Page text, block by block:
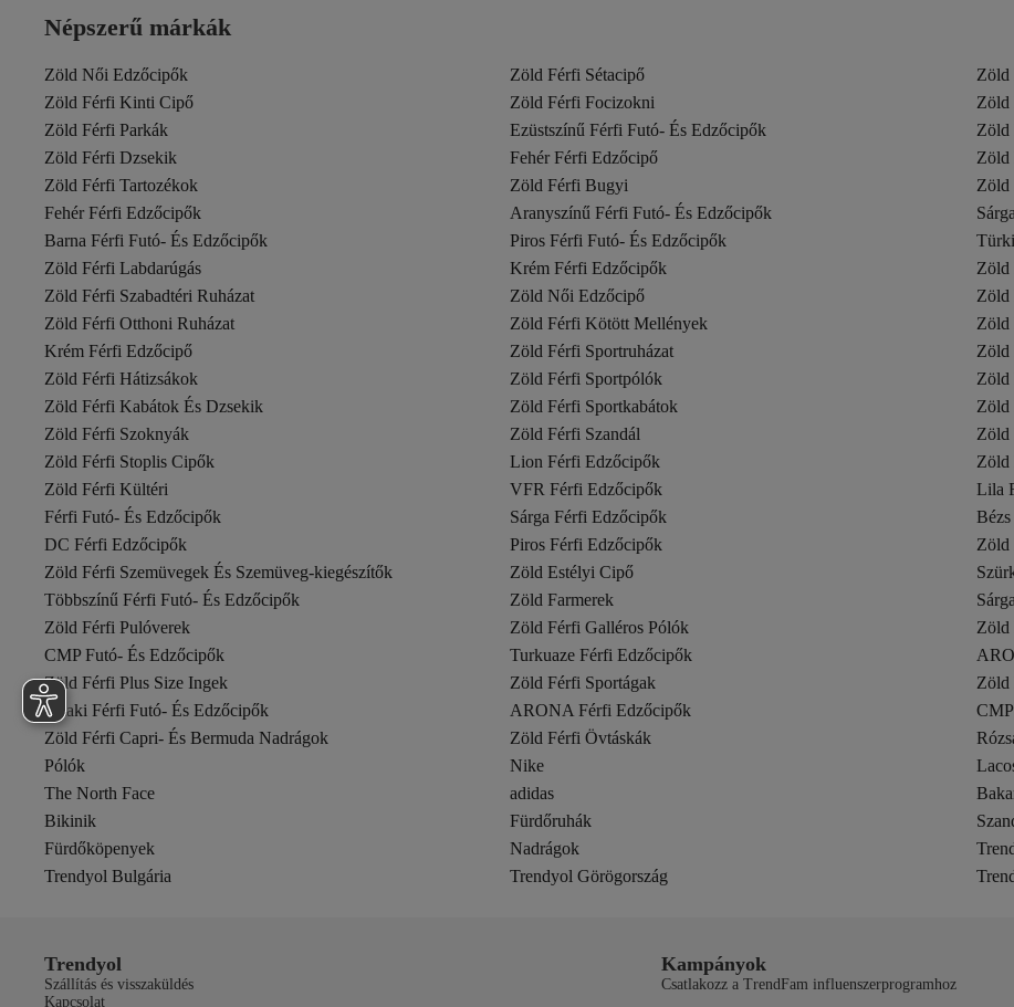
Népszerű márkák
Zöld Női Edzőcipők Zöld Férfi Sétacipő
Zöld
Zöld Férfi Kinti Cipő
Zöld Férfi Focizokni
Zöld
Zöld Férfi Parkák
Ezüstszínű Férfi Futó- És Edzőcipők
Zöld
Zöld Férfi Dzsekik
Fehér Férfi Edzőcipő
Zöld
Zöld Férfi Tartozékok
Zöld Férfi Bugyi
Zöld
Fehér Férfi Edzőcipők
Aranyszínű Férfi Futó- És Edzőcipők
Barna Férfi Futó- És Edzőcipők
Piros Férfi Futó- És Edzőcipők
Zöld Férfi Labdarúgás
Krém Férfi Edzőcipők
Zöld
Zöld Férfi Szabadtéri Ruházat
Zöld Női Edzőcipő
Zöld
Zöld Férfi Otthoni Ruházat
Zöld Férfi Kötött Mellények
Zöld
Krém Férfi Edzőcipő
Zöld Férfi Sportruházat
Zöld
Zöld Férfi Hátizsákok
Zöld Férfi Sportpólók
Zöld
Zöld Férfi Kabátok És Dzsekik
Zöld Férfi Sportkabátok
Zöld
Zöld Férfi Szoknyák
Zöld Férfi Szandál
Zöld
Zöld Férfi Stoplis Cipők
Lion Férfi Edzőcipők
Zöld
Zöld Férfi Kültéri
VFR Férfi Edzőcipők
Lila
Férfi Futó- És Edzőcipők
Sárga Férfi Edzőcipők
DC Férfi Edzőcipők
Piros Férfi Edzőcipők
Zöld
Zöld Férfi Szemüvegek És Szemüveg-kiegészítők
Zöld Estélyi Cipő
Többszínű Férfi Futó- És Edzőcipők
Zöld Farmerek
Zöld Férfi Pulóverek
Zöld Férfi Galléros Pólók
Zöld
CMP Futó- És Edzőcipők
Turkuaze Férfi Edzőcipők
Zöld Férfi Plus Size Ingek
Zöld Férfi Sportágak
Zöld
Khaki Férfi Futó- És Edzőcipők
ARONA Férfi Edzőcipők
Zöld Férfi Capri- És Bermuda Nadrágok
Zöld Férfi Övtáskák
Pólók
Nike
The North Face
adidas
Bikinik
Fürdőruhák
Fürdőköpenyek
Nadrágok
Trendyol Bulgária
Trendyol Görögország
Trendyol
Szállítás és visszaküldés
Kapcsolat
Kampányok
Csatlakozz a TrendFam influenszerprogramhoz